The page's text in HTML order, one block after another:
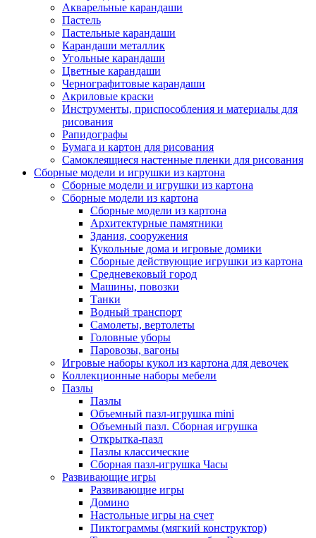
Акварельные карандаши
Пастель
Пастельные карандаши
Карандаши металлик
Угольные карандаши
Цветные карандаши
Чернографитовые карандаши
Акриловые краски
Инструменты, приспособления и материалы для
рисования
Рапидографы
Бумага и картон для рисования
Самоклеящиеся настенные пленки для рисования
Сборные модели и игрушки из картона
Сборные модели и игрушки из картона
Сборные модели из картона
Сборные модели из картона
Архитектурные памятники
Здания, сооружения
Кукольные дома и игровые домики
Сборные действующие игрушки из картона
Средневековый город
Машины, повозки
Танки
Водный транспорт
Самолеты, вертолеты
Головные уборы
Паровозы, вагоны
Игровые наборы кукол из картона для девочек
Коллекционные наборы мебели
Пазлы
Пазлы
Объемный пазл-игрушка mini
Объемный пазл. Сборная игрушка
Открытка-пазл
Пазлы классические
Сборная пазл-игрушка Часы
Развивающие игры
Развивающие игры
Домино
Настольные игры на счет
Пиктограммы (мягкий конструктор)